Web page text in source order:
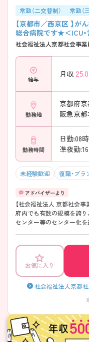
常勤（二交替制） 常勤（
【京都市／西京区 】
総合病院です★＜ICU
社会福祉法人京都社会事
給与
月収 25.0
勤務地
京都府
阪急京都
勤務時間
日勤:08
凖夜勤
未経験歓迎 復職・ブラ
【社会福祉法人 京都社会事業
府内でも有数の規模を誇り
センター等のセンター化
病院に認定されている病
スメです。 ・ご興味ある方には、面接対策ポイントなど、さらに詳細をお
話しいたしますのでお気
お気に入り
社会福祉法人京都